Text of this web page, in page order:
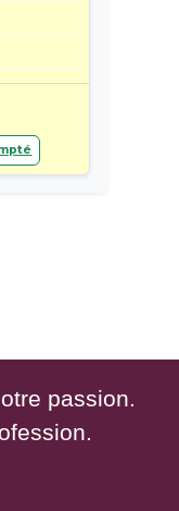
passion.